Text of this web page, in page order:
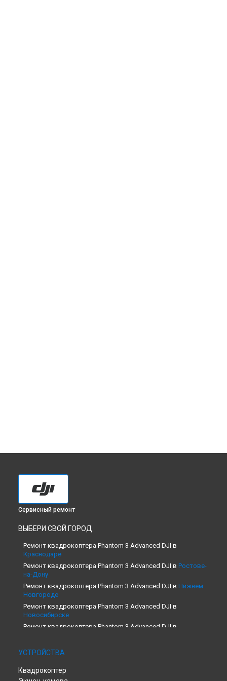
Сервисный ремонт
ВЫБЕРИ СВОЙ ГОРОД
Ремонт квадрокоптера Phantom 3 Advanced DJI в
Краснодаре
Ремонт квадрокоптера Phantom 3 Advanced DJI в Ростове-
на-Дону
Ремонт квадрокоптера Phantom 3 Advanced DJI в Нижнем
Новгороде
Ремонт квадрокоптера Phantom 3 Advanced DJI в
Новосибирске
Ремонт квадрокоптера Phantom 3 Advanced DJI в
Ремонт квадрокоптера Phantom 3 Advanced DJI в
Екатеринбурге
Ремонт квадрокоптера Phantom 3 Advanced DJI в
Ремонт квадрокоптера Phantom 3 Advanced DJI в
УСТРОЙСТВА
Квадрокоптер